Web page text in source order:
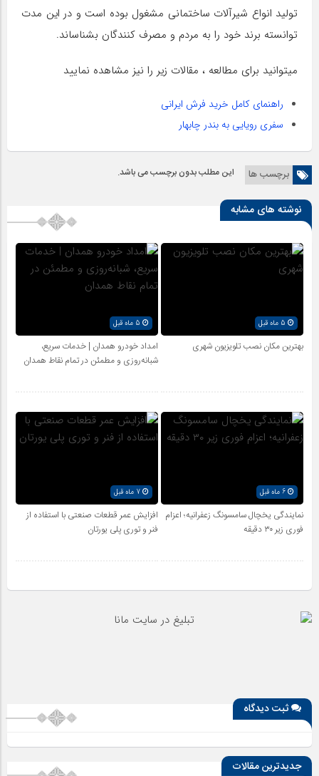
تولید انواع شیرآلات ساختمانی مشغول بوده است و در این مدت
توانسته برند خود را به مردم و مصرف کنندگان بشناساند.
میتوانید برای مطالعه ، مقالات زیر را نیز مشاهده نمایید
راهنمای کامل خرید فرش ایرانی
سفری رویایی به بندر چابهار
برچسب ها این مطلب بدون برچسب می باشد.
نوشته های مشابه
بهترین مکان نصب تلویزیون شهری
امداد خودرو همدان | خدمات سریع،
شبانه‌روزی و مطمئن در تمام نقاط همدان
6 ماه قبل
نمایندگی یخچال سامسونگ زعفرانیه؛ اعزام
فوری زیر ۳۰ دقیقه
افزایش عمر قطعات صنعتی با استفاده از
فنر و توری پلی یورتان
ثبت دیدگاه
جدیدترین مقالات